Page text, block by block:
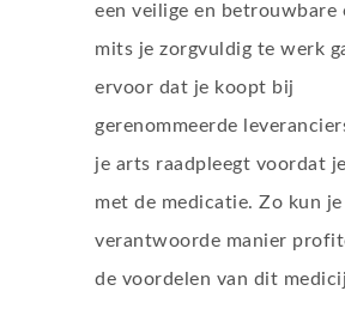
een veilige en betrouwbare
mits je zorgvuldig te werk
ervoor dat je koopt bij
gerenommeerde
je arts raadpleegt voordat
met de medicatie. Zo kun je
verantwoorde manier
de voordelen van dit